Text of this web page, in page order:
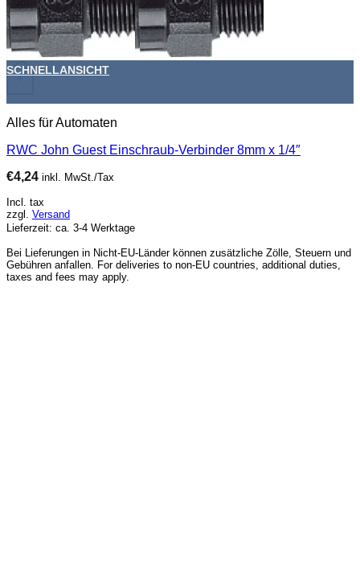
+
SCHNELLANSICHT
Alles für Automaten
RWC John Guest Einschraub-Verbinder 8mm x 1/4″
€4,24 inkl. MwSt./Tax
Incl. tax
zzgl. Versand
Lieferzeit: ca. 3-4 Werktage
Bei Lieferungen in Nicht-EU-Länder können zusätzliche Zölle, Steuern und
Gebühren anfallen. For deliveries to non-EU countries, additional duties,
taxes and fees may apply.